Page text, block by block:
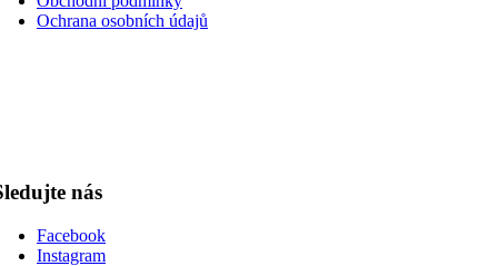
Ochrana osobních údajů
nás
Facebook
Instagram